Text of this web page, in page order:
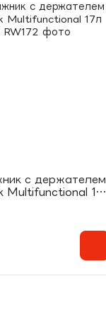
с держателем
Multifunctional 17л